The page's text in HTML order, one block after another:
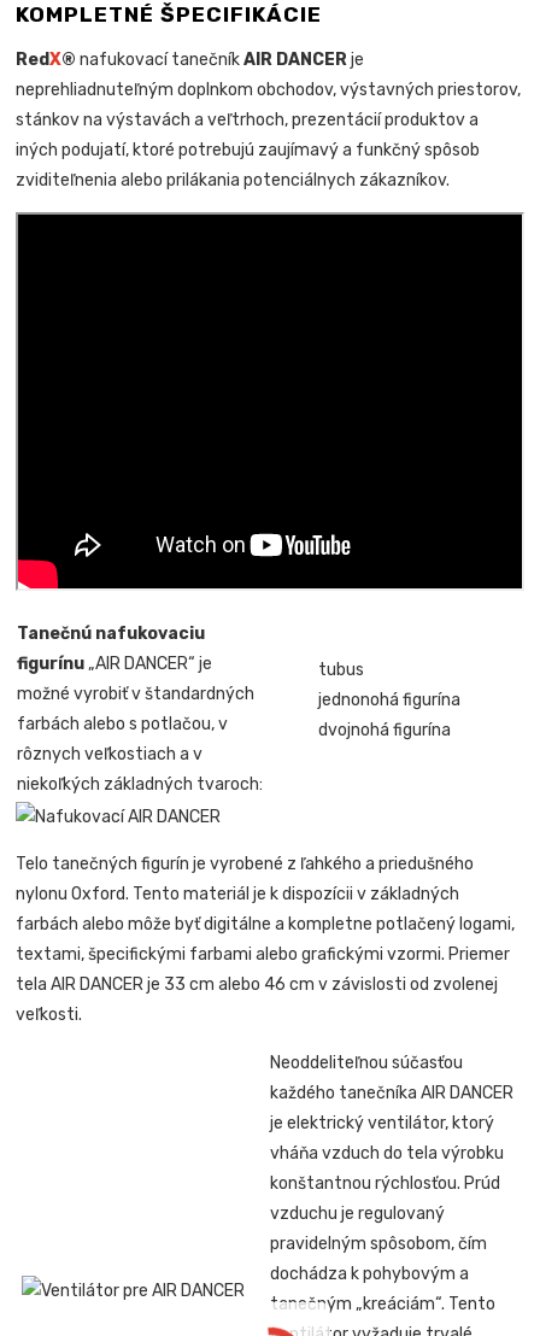
KOMPLETNÉ ŠPECIFIKÁCIE
RedX® nafukovací tanečníkAIR DANCERje
neprehliadnuteľným doplnkom obchodov, výstavných priestorov,
stánkov na výstavách a veľtrhoch, prezentácií produktov a
iných podujatí, ktoré potrebujú zaujímavý a funkčný spôsob
zviditeľnenia alebo prilákania potenciálnych zákazníkov.
Tanečnú nafukovaciu
figurínu „AIR DANCER“ je
možné vyrobiť v štandardných
farbách alebo s potlačou, v
rôznych veľkostiach a v
niekoľkých základných tvaroch:
tubus
jednonohá figurína
dvojnohá figurína
Telo tanečných figurín je vyrobené z ľahkého a priedušného
nylonu Oxford. Tento materiál je k dispozícii v základných
farbách alebo môže byť digitálne a kompletne potlačený logami,
textami, špecifickými farbami alebo grafickými vzormi. Priemer
tela AIR DANCER je 33 cm alebo 46 cm v závislosti od zvolenej
veľkosti.
Neoddeliteľnou súčasťou
každého tanečníka AIR DANCER
je elektrický ventilátor, ktorý
vháňa vzduch do tela výrobku
konštantnou rýchlosťou. Prúd
vzduchu je regulovaný
pravidelným spôsobom, čím
dochádza k pohybovým a
tanečným „kreáciám“. Tento